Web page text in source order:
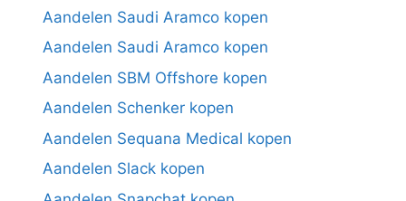
Aandelen Saudi Aramco kopen
Aandelen Saudi Aramco kopen
Aandelen SBM Offshore kopen
Aandelen Schenker kopen
Aandelen Sequana Medical kopen
Aandelen Slack kopen